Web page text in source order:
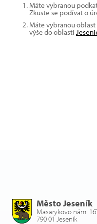
Máte vybranou
Zkuste se podívat o
Máte vybranou oblast
výše do oblasti
Město Jeseník
Masarykovo nám.
790 01 Jeseník